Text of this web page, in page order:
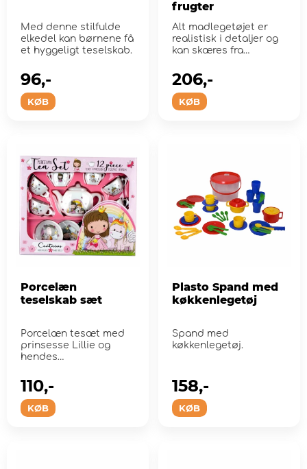
Med denne stilfulde
elkedel kan børnene få
et hyggeligt teselskab.
KØB
96,-
frugter
Alt madlegetøjet er
realistisk i detaljer og
kan skæres fra
KØB
206,-
Porcelæn
teselskab sæt
Porcelæn tesæt med
prinsesse Lillie og
hendes
Ellie.
KØB
110,-
Plasto Spand med
køkkenlegetøj
Spand med
køkkenlegetøj.
KØB
158,-